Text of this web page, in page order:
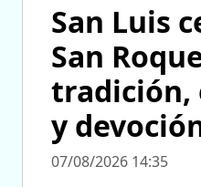
San Luis
San
tradición,
y
07/08/2026 14:35